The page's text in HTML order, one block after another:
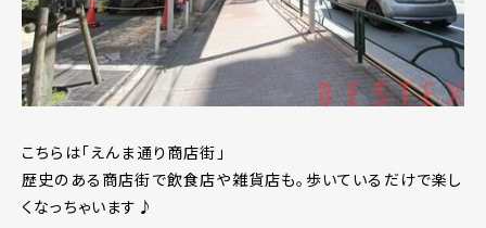
こちらは「えんま通り商店街」
歴史のある商店街で飲食店や雑貨店も。歩いているだけで楽し
くなっちゃいます♪